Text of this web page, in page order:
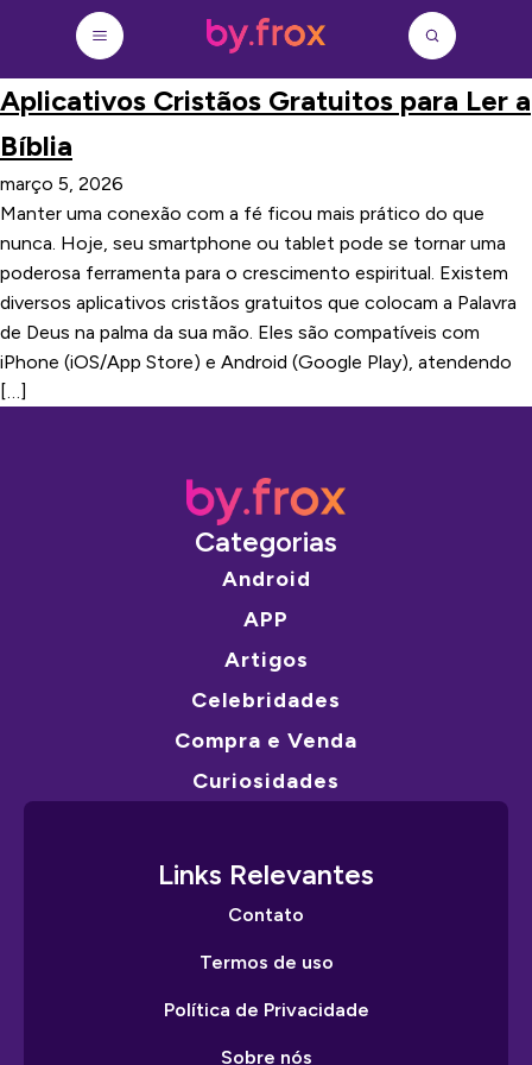
Aplicativos Cristãos Gratuitos para Ler a
Bíblia
março 5, 2026
Manter uma conexão com a fé ficou mais prático do que
nunca. Hoje, seu smartphone ou tablet pode se tornar uma
poderosa ferramenta para o crescimento espiritual. Existem
diversos aplicativos cristãos gratuitos que colocam a Palavra
de Deus na palma da sua mão. Eles são compatíveis com
iPhone (iOS/App Store) e Android (Google Play), atendendo
[…]
Categorias
Android
APP
Artigos
Celebridades
Compra e Venda
Curiosidades
Links Relevantes
Contato
Termos de uso
Política de Privacidade
Sobre nós